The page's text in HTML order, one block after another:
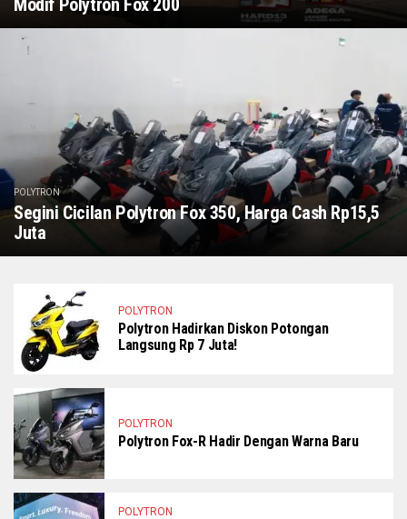
POLYTRON
Segini Cicilan Polytron Fox 350, Harga Cash Rp15,5
Juta
POLYTRON
Polytron Hadirkan Diskon Potongan
Langsung Rp 7 Juta!
POLYTRON
Polytron Fox-R Hadir Dengan Warna Baru
POLYTRON